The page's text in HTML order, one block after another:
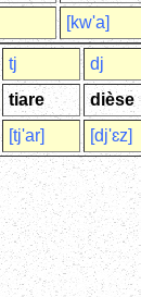
[kw'a]
tj dj
tiare dièse
[tj'ar] [dj'ɛz]